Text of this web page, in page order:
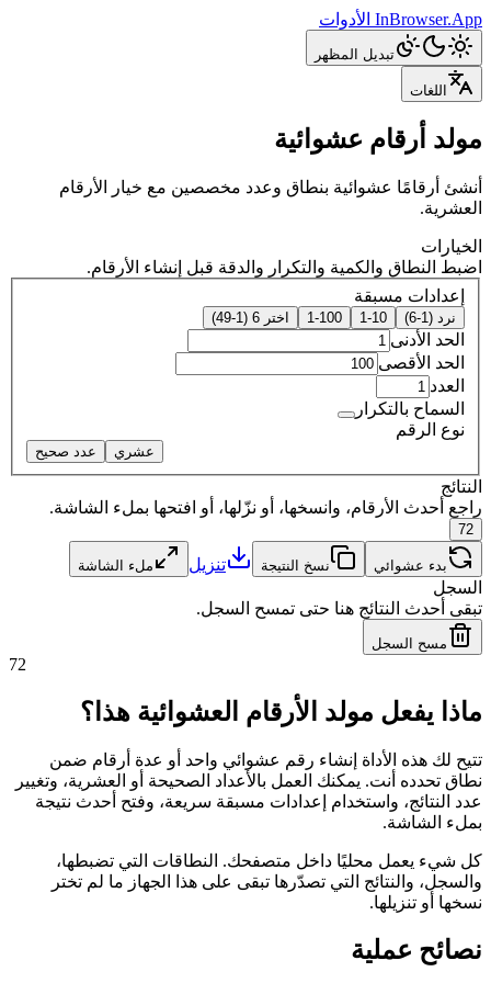
InBrowser.App الأدوات
تبديل المظهر
اللغات
مولد أرقام عشوائية
أنشئ أرقامًا عشوائية بنطاق وعدد مخصصين مع خيار الأرقام
العشرية.
الخيارات
اضبط النطاق والكمية والتكرار والدقة قبل إنشاء الأرقام.
إعدادات مسبقة
نرد (1-6) 1-10
1-100 اختر 6 (1-49)
الحد الأدنى
الحد الأقصى
العدد
السماح بالتكرار
نوع الرقم
عدد صحيح عشري
النتائج
راجع أحدث الأرقام، وانسخها، أو نزّلها، أو افتحها بملء الشاشة.
72
بدء عشوائي نسخ النتيجة تنزيل ملء الشاشة
السجل
تبقى أحدث النتائج هنا حتى تمسح السجل.
مسح السجل
72
ماذا يفعل مولد الأرقام العشوائية هذا؟
تتيح لك هذه الأداة إنشاء رقم عشوائي واحد أو عدة أرقام ضمن
نطاق تحدده أنت. يمكنك العمل بالأعداد الصحيحة أو العشرية، وتغيير
عدد النتائج، واستخدام إعدادات مسبقة سريعة، وفتح أحدث نتيجة
بملء الشاشة.
كل شيء يعمل محليًا داخل متصفحك. النطاقات التي تضبطها،
والسجل، والنتائج التي تصدّرها تبقى على هذا الجهاز ما لم تختر
نسخها أو تنزيلها.
نصائح عملية